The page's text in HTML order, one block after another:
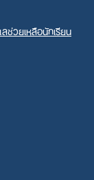
ช่วยเหลือนักเรียน